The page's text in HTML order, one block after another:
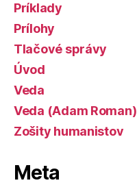
Príklady
Prílohy
Tlačové správy
Úvod
Veda
Veda (Adam Roman)
Zošity humanistov
Meta